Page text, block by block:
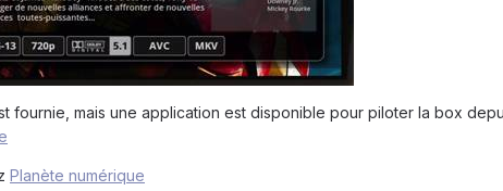
fournie, mais une application est disponible pour piloter la box
Planète numérique